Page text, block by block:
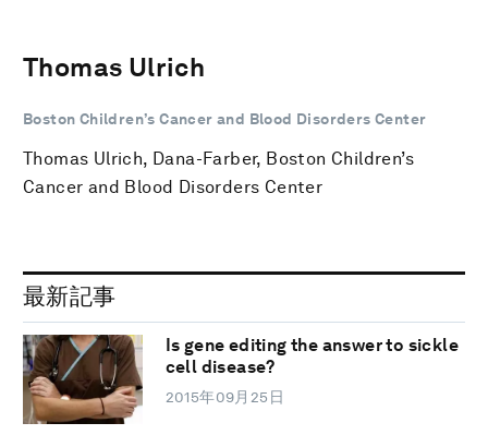
Thomas Ulrich
Boston Children’s Cancer and Blood Disorders Center
Thomas Ulrich, Dana-Farber, Boston Children’s
Cancer and Blood Disorders Center
最新記事
Is gene editing the answer to sickle
cell disease?
2015年09月25日